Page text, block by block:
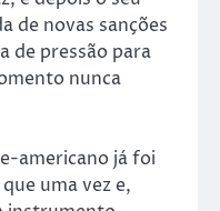
de novas sanções
de pressão para
nunca
americano já foi
uma vez e,